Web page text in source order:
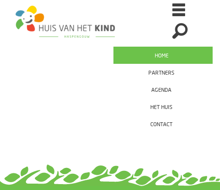
HOME
PARTNERS
AGENDA
HET HUIS
CONTACT